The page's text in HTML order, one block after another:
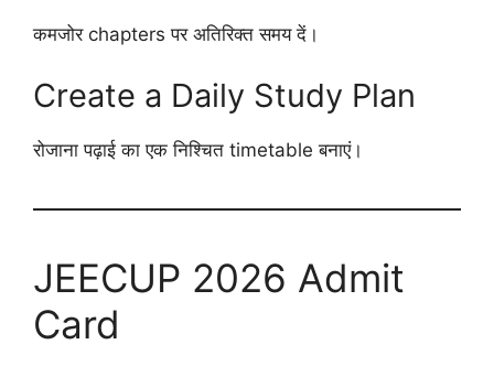
कमजोर chapters पर अतिरिक्त समय दें।
Create a Daily Study Plan
रोजाना पढ़ाई का एक निश्चित timetable बनाएं।
JEECUP 2026 Admit
Card